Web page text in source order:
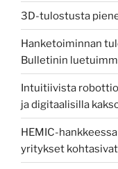
3D-tulostusta
Hanketoiminnan
Bulletinin
Intuitiivista
ja digitaalisilla
HEMIC-
yritykset